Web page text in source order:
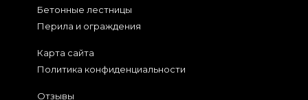
Бетонные лестницы
Перила и ограждения
Карта сайта
Политика конфиденциальности
Отзывы